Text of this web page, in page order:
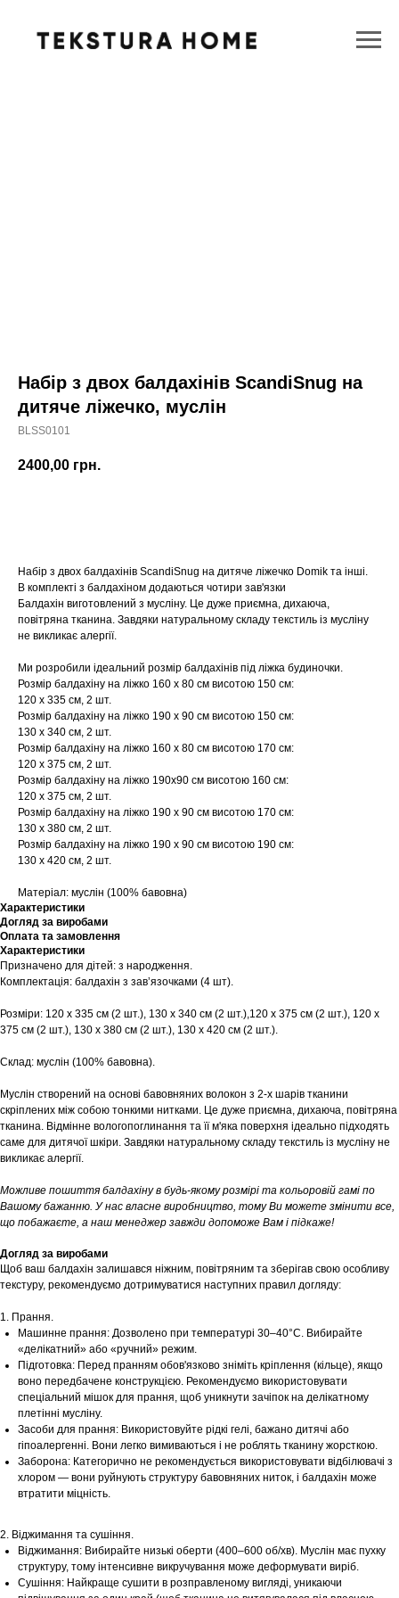
Набір з двох балдахінів ScandiSnug на
дитяче ліжечко, муслін
BLSS0101
2400,00 грн.
Набір з двох балдахінів ScandiSnug на дитяче ліжечко Domik та інші.
В комплекті з балдахіном додаються чотири зав'язки
Балдахін виготовлений з мусліну. Це дуже приємна, дихаюча,
повітряна тканина. Завдяки натуральному складу текстиль із мусліну
не викликає алергії.
Ми розробили ідеальний розмір балдахінів під ліжка будиночки.
Розмір балдахіну на ліжко 160 х 80 см висотою 150 см:
120 х 335 см, 2 шт.
Розмір балдахіну на ліжко 190 х 90 см висотою 150 см:
130 х 340 см, 2 шт.
Розмір балдахіну на ліжко 160 х 80 см висотою 170 см:
120 х 375 см, 2 шт.
Розмір балдахіну на ліжко 190х90 см висотою 160 см:
120 х 375 см, 2 шт.
Розмір балдахіну на ліжко 190 х 90 см висотою 170 см:
130 х 380 см, 2 шт.
Розмір балдахіну на ліжко 190 х 90 см висотою 190 см:
130 х 420 см, 2 шт.
Матеріал: муслін (100% бавовна)
Характеристики
Догляд за виробами
Оплата та замовлення
Характеристики
Призначено для дітей: з народження.
Комплектація: балдахін з завʼязочками (4 шт).
Розміри: 120 х 335 см (2 шт.), 130 х 340 см (2 шт.),120 х 375 см (2 шт.), 120 х
375 см (2 шт.), 130 х 380 см (2 шт.), 130 х 420 см (2 шт.).
Склад: муслін (100% бавовна).
Муслін створений на основі бавовняних волокон з 2-х шарів тканини
скріплених між собою тонкими нитками. Це дуже приємна, дихаюча, повітряна
тканина. Відмінне вологопоглинання та її м'яка поверхня ідеально підходять
саме для дитячої шкіри. Завдяки натуральному складу текстиль із мусліну не
викликає алергії.
Можливе пошиття балдахіну в будь-якому розмірі та кольоровій гамі по
Вашому бажанню. У нас власне виробництво, тому Ви можете змінити все,
що побажаєте, а наш менеджер завжди допоможе Вам і підкаже!
Догляд за виробами
Щоб ваш балдахін залишався ніжним, повітряним та зберігав свою особливу
текстуру, рекомендуємо дотримуватися наступних правил догляду:
1. Прання.
Машинне прання: Дозволено при температурі 30–40°С. Вибирайте
«делікатний» або «ручний» режим.
Підготовка: Перед пранням обов'язково зніміть кріплення (кільце), якщо
воно передбачене конструкцією. Рекомендуємо використовувати
спеціальний мішок для прання, щоб уникнути зачіпок на делікатному
плетінні мусліну.
Засоби для прання: Використовуйте рідкі гелі, бажано дитячі або
гіпоалергенні. Вони легко вимиваються і не роблять тканину жорсткою.
Заборона: Категорично не рекомендується використовувати відбілювачі з
хлором — вони руйнують структуру бавовняних ниток, і балдахін може
втратити міцність.
2. Віджимання та сушіння.
Віджимання: Вибирайте низькі оберти (400–600 об/хв). Муслін має пухку
структуру, тому інтенсивне викручування може деформувати виріб.
Сушіння: Найкраще сушити в розправленому вигляді, уникаючи